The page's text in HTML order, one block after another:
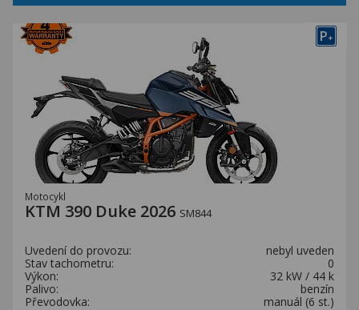
P+
Motocykl
KTM 390 Duke 2026 SM844
Uvedení do provozu:
nebyl uveden
Stav tachometru:
0
Výkon:
32 kW / 44 k
Palivo:
benzín
Převodovka:
manuál (6 st.)